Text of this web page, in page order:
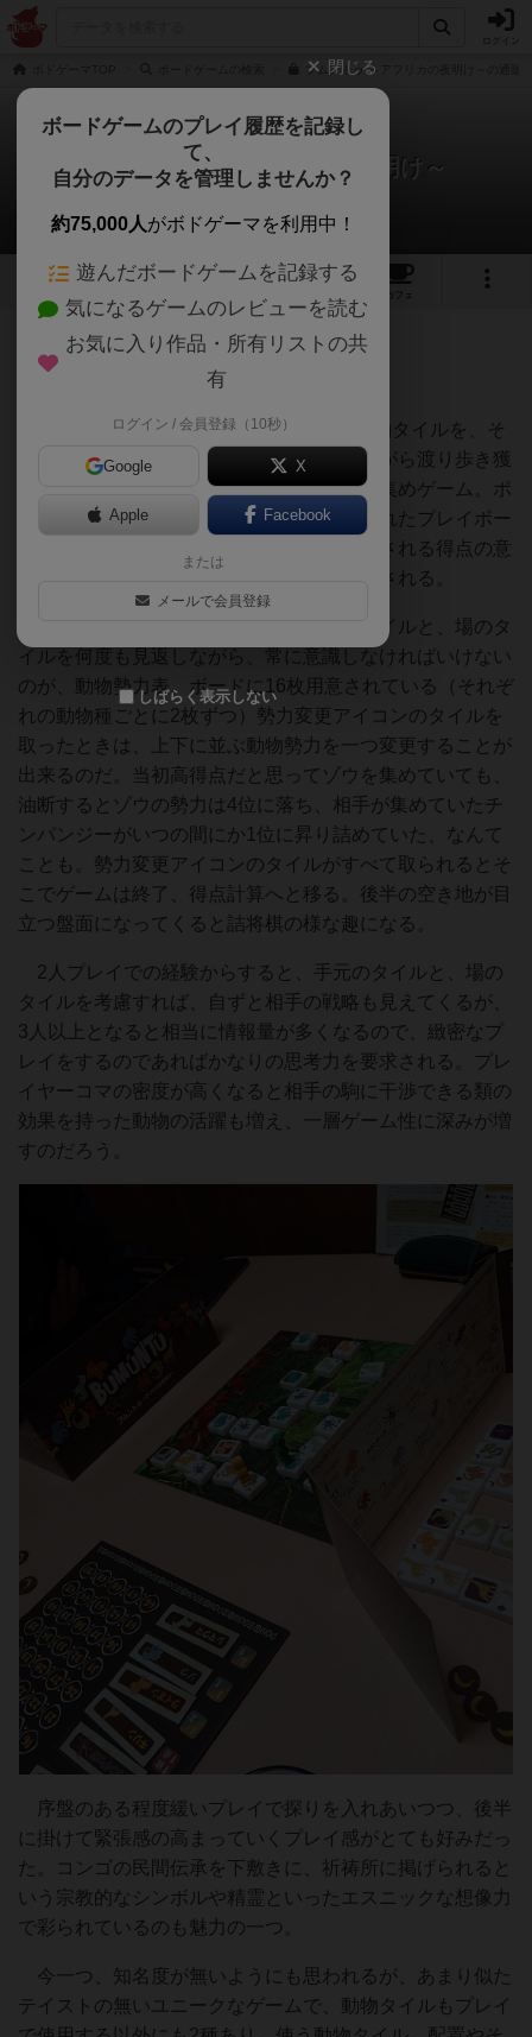
ブムントゥ ～アフリカの夜明け～の通販/
ブムントゥ ～アフリカの夜明け～
たけくらさんのレビュー
3 2
カフェ
284名 3名 0 4年以上前
ボードに敷き詰められた8種類×8枚の動物タイルを、そ
れぞれに固有の移動方法と効果を活かしながら渡り歩き獲
得していく、アブストラクトな動物タイル集めゲーム。ポ
ップな動物たちが色とりどりに散りばめられたプレイボー
ドは見た目にも楽しいが、その効果や付与される得点の意
味を考えていくと途端に複雑な思考を要求される。
ついたてで隠した手元に集まっていくタイルと、場のタ
イルを何度も見返しながら、常に意識しなければいけない
のが、動物勢力表。ボードに16枚用意されている（それぞ
れの動物種ごとに2枚ずつ）勢力変更アイコンのタイルを
取ったときは、上下に並ぶ動物勢力を一つ変更することが
出来るのだ。当初高得点だと思ってゾウを集めていても、
油断するとゾウの勢力は4位に落ち、相手が集めていたチ
ンパンジーがいつの間にか1位に昇り詰めていた、なんて
ことも。勢力変更アイコンのタイルがすべて取られるとそ
こでゲームは終了、得点計算へと移る。後半の空き地が目
立つ盤面になってくると詰将棋の様な趣になる。
2人プレイでの経験からすると、手元のタイルと、場の
タイルを考慮すれば、自ずと相手の戦略も見えてくるが、
3人以上となると相当に情報量が多くなるので、緻密なプ
レイをするのであればかなりの思考力を要求される。プレ
イヤーコマの密度が高くなると相手の駒に干渉できる類の
効果を持った動物の活躍も増え、一層ゲーム性に深みが増
すのだろう。
序盤のある程度緩いプレイで探りを入れあいつつ、後半
に掛けて緊張感の高まっていくプレイ感がとても好みだっ
た。コンゴの民間伝承を下敷きに、祈祷所に掲げられると
いう宗教的なシンボルや精霊といったエスニックな想像力
で彩られているのも魅力の一つ。
今一つ、知名度が無いようにも思われるが、あまり似た
テイストの無いユニークなゲームで、動物タイルもプレイ
閉じる
ボードゲームのプレイ履歴を記録し
て、
自分のデータを管理しませんか？
約75,000人がボドゲーマを利用中！
遊んだボードゲームを記録する
気になるゲームのレビューを読む
お気に入り作品・所有リストの共
有
ログイン / 会員登録（10秒）
Google X
Apple Facebook
または
メールで会員登録
しばらく表示しない